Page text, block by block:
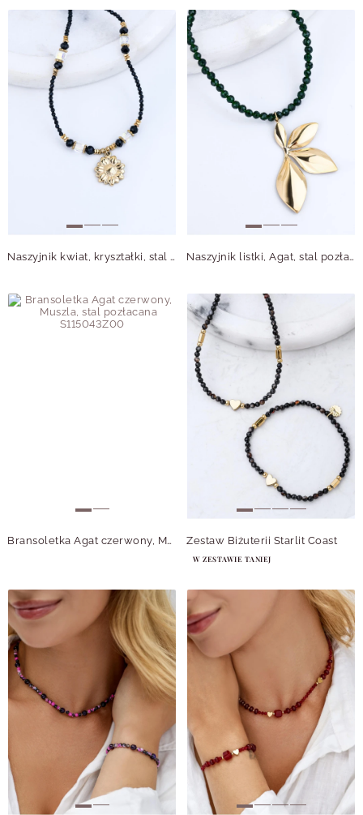
Naszyjnik kwiat, kryształki, stal pozłacana S316203Z00 Naszyjnik listki, Agat, stal pozłacana S316339Z00
Bransoletka Agat czerwony, Muszla, stal pozłacana S115043Z00 Zestaw Biżuterii Starlit Coast
W ZESTAWIE TANIEJ